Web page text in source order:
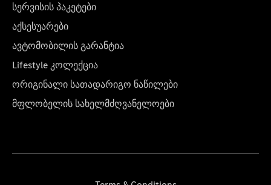
სერვისის პაკეტები
აქსესუარები
ავტომობილის გარანტია
Lifestyle კოლექცია
ორიგინალი სათადარიგო ნაწილები
მფლობელის სახელმძღვანელოები